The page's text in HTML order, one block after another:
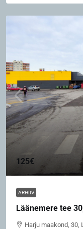
125€
ARHIIV
Läänemere tee
Harju maakond, 30,